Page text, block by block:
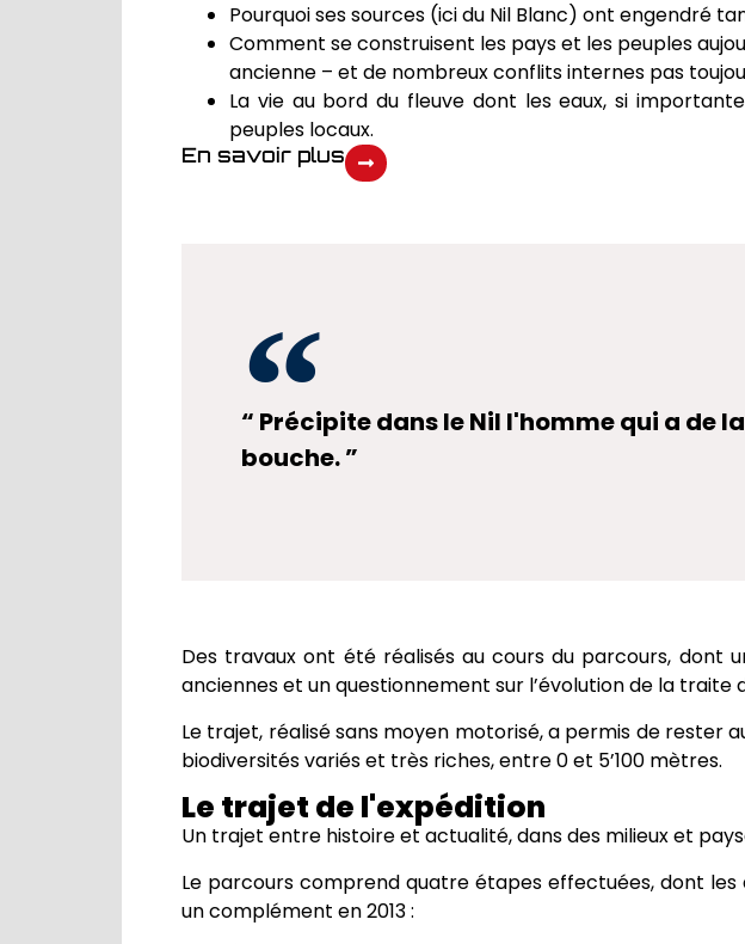
Pourquoi ses sources (ici du Nil Blanc) ont engendré
Comment se construisent les pays et les peuples
ancienne – et de nombreux conflits internes pas
La vie au bord du fleuve dont les eaux, si
peuples locaux.
En savoir plus
“ Précipite dans le Nil l'homme qui a de
bouche. ”
Des travaux ont été réalisés au cours du parcours, dont
anciennes et un questionnement sur l’évolution de la traite
Le trajet, réalisé sans moyen motorisé, a permis de rester
biodiversités variés et très riches, entre 0 et 5’100 mètres.
Le trajet de l'expédition
Un trajet entre histoire et actualité, dans des milieux et
Le parcours comprend quatre étapes effectuées, dont
un complément en 2013 :